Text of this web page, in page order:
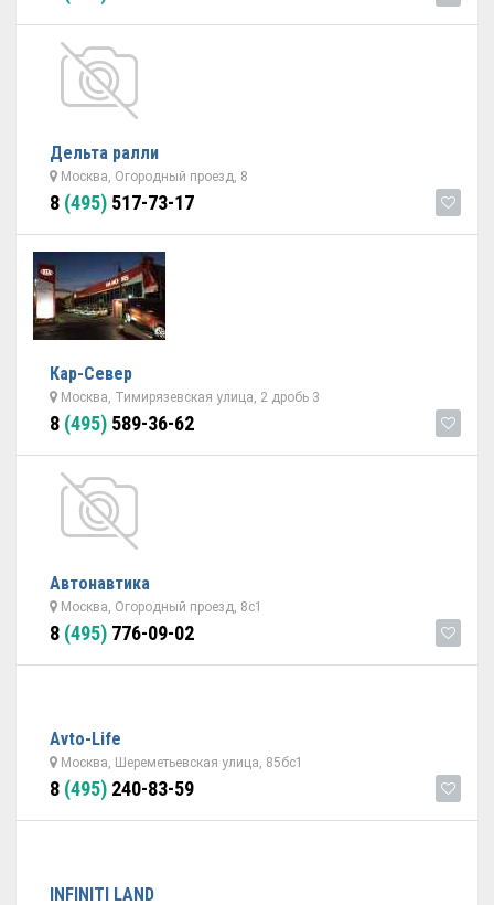
Дельта ралли
Москва, Огородный проезд, 8
8 (495) 517-73-17
Кар-Север
Москва, Тимирязевская улица, 2 дробь 3
8 (495) 589-36-62
Автонавтика
Москва, Огородный проезд, 8с1
8 (495) 776-09-02
Avto-Life
Москва, Шереметьевская улица, 85бс1
8 (495) 240-83-59
INFINITI LAND